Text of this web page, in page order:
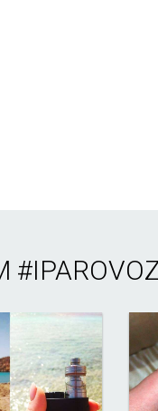
#IPAROVOZ